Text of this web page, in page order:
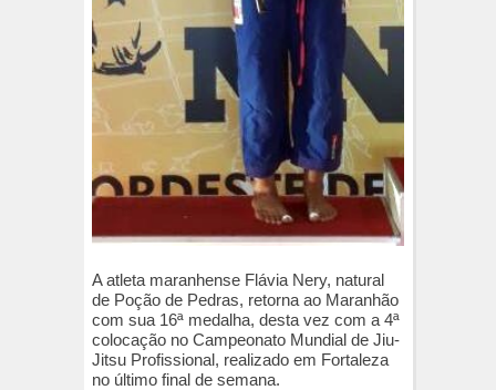
A atleta maranhense Flávia Nery, natural
de Poção de Pedras, retorna ao Maranhão
com sua 16ª medalha, desta vez com a 4ª
colocação no Campeonato Mundial de Jiu-
Jitsu Profissional, realizado em Fortaleza
no último final de semana.